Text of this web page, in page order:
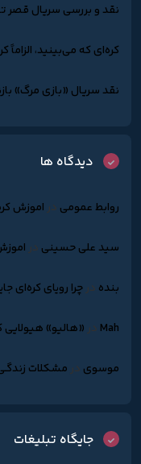
نقد و بررسی سریال قصر
کره‌ای که می‌بینید،
نقد سریال «بازی مرگ»
دیدگاه ها
روابط عمومی دراموزش
سید علی حسینی در
بنده درچرا رویای کره‌ای
Mah در«هالیو»
موسوی درمشکلات
جایگاه تبلیغات